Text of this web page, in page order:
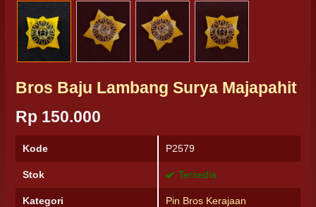
Bros Baju Lambang Surya Majapahit
Rp 150.000
Kode P2579
Stok Tersedia
Kategori Pin Bros Kerajaan